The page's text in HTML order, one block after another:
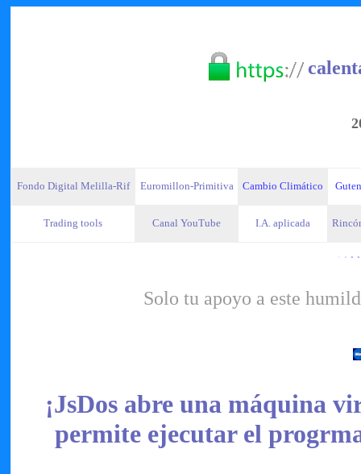
Fondo Digital Melilla-Rif Euromillon-Primitiva Cambio Climático
Trading tools Canal YouTube I.A. aplicada
· ·
Solo tu apoyo a este
¡JsDos abre una máquina
permite ejecutar el